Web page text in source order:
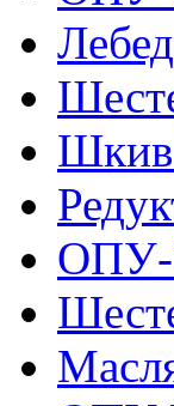
Шкив
ОПУ-